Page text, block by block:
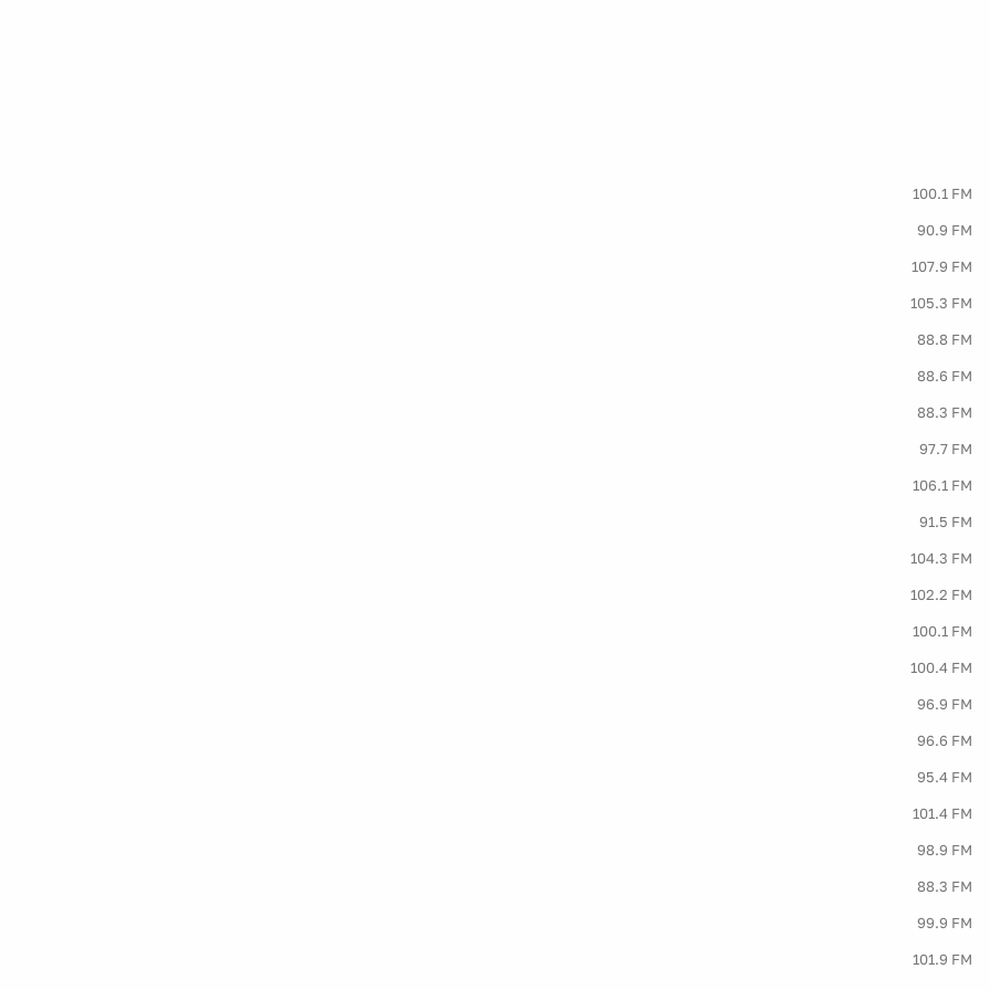
100.1 FM
90.9 FM
107.9 FM
105.3 FM
88.8 FM
88.6 FM
88.3 FM
97.7 FM
106.1 FM
91.5 FM
104.3 FM
102.2 FM
100.1 FM
100.4 FM
96.9 FM
96.6 FM
95.4 FM
101.4 FM
98.9 FM
88.3 FM
99.9 FM
101.9 FM